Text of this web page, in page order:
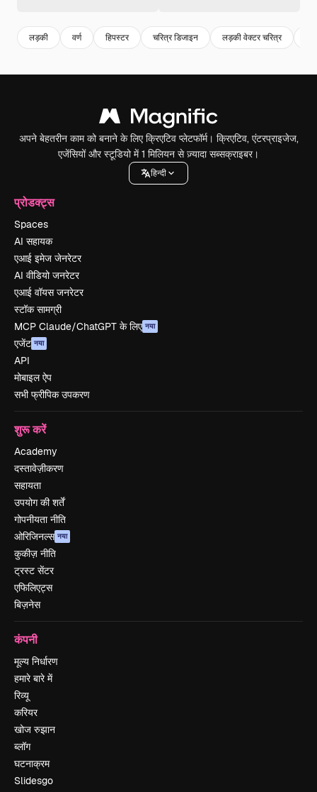
लड़की वर्ण हिपस्टर चरित्र डिजाइन लड़की वेक्टर चरित्र
अपने बेहतरीन काम को बनाने के लिए क्रिएटिव प्लेटफॉर्म। क्रिएटिव, एंटरप्राइजेज,
एजेंसियों और स्टूडियो में 1 मिलियन से ज़्यादा सब्सक्राइबर।
हिन्दी
प्रोडक्ट्स
Spaces
AI सहायक
एआई इमेज जेनरेटर
AI वीडियो जनरेटर
एआई वॉयस जनरेटर
स्टॉक सामग्री
MCP Claude/ChatGPT के लिए नया
एजेंट नया
API
मोबाइल ऐप
सभी फ्रीपिक उपकरण
शुरू करें
Academy
दस्तावेज़ीकरण
सहायता
उपयोग की शर्तें
गोपनीयता नीति
ओरिजिनल्स नया
कुकीज़ नीति
ट्रस्ट सेंटर
एफिलिएट्स
बिज़नेस
कंपनी
मूल्य निर्धारण
हमारे बारे में
रिव्यू
करियर
खोज रुझान
ब्लॉग
घटनाक्रम
Slidesgo